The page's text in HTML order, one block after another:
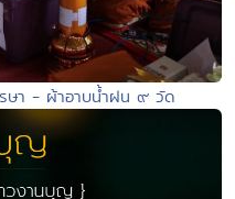
ษา - ผ้าอาบน้ำฝน ๙ วัด